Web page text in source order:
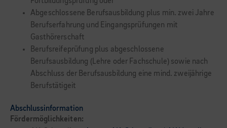
Abgeschlossene Berufsausbildung plus min. zwei Jahre
Berufserfahrung und Eingangsprüfungen mit
Gasthörerschaft
Berufsreifeprüfung plus abgeschlossene
Berufsausbildung (Lehre oder Fachschule) sowie nach
Abschluss der Berufsausbildung eine mind. zweijährige
Berufstätigeit
Abschlussinformation
Fördermöglichkeiten: